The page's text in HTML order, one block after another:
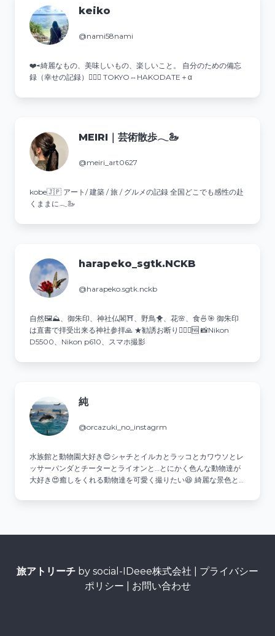
keiko
@nami58nami
❤️⇨綺麗なもの、美味しいもの、楽しいこと。 自分のための備忘
録（幸せの記録）💁‍♀️✨ TOKYO⇔HAKODATE＋α
MEIRI｜芸術散歩𓂃🦢
@meiri_art0627
kobe🇯🇵 アート/ 建築 / 旅 / グルメの記録 全国どこでも感性の赴
くままに𓂃🦢
harapeko_sgtk.NCKB
@harapeko.sgtk.nckb
自然🖼⛰、御朱印、神社仏閣⛩️、野鳥🐥、花🌸、食🍜🎯 御朱印
は直書で拝受出来る神社参拝🙏 ★勧誘お断り🙅‍♂️❌🆖 📸Nikon
D5500、Nikon p610、スマホ撮影
純
@orcazuki_no_instagrm
水族館と動物園大好き😍シャチとイルカとラッコとカワウソとレ
ッサーパンダとチーターとライオンと…とにかく色んな動物達が
大好き😍癒しをくれる動物達を可愛く撮りたい😆 綺麗な景色と
がら色々旅したい😆 ⚠️DMでのやり取りは、ほぼしません🙅
旅アトリーチ by social-IDeee株式会社 | プライバシー
ポリシー
お問い合わせ